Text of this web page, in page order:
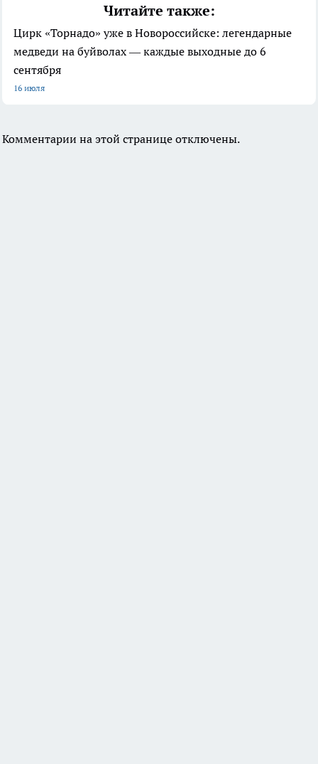
Читайте также:
Цирк «Торнадо» уже в Новороссийске: легендарные
медведи на буйволах — каждые выходные до 6
сентября
16 июля
Комментарии на этой странице отключены.